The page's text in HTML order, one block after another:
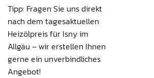
Tipp: Fragen Sie uns direkt
nach dem tagesaktuellen
Heizölpreis für Isny im
Allgäu – wir erstellen Ihnen
gerne ein unverbindliches
Angebot!